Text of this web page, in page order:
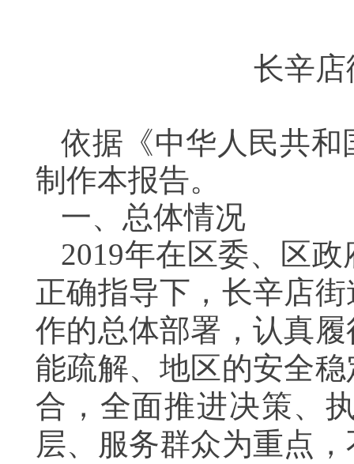
长辛店
依据《中华人民共
制作本报告。
一、总体情况
2019年在区委、区
正确指导下，长辛店
作的总体部署，认真履
能疏解、地区的安全
合，全面推进决策、
层、服务群众为重点